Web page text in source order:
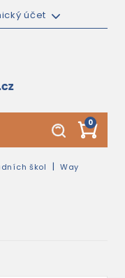
účet
0
škol
Way